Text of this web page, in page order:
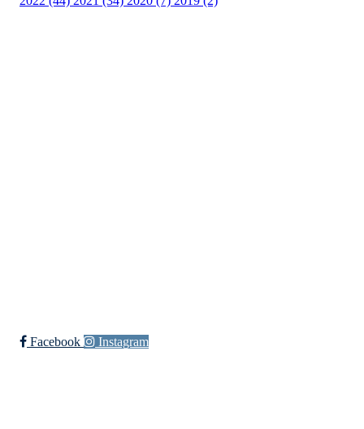
Facebook Instagram